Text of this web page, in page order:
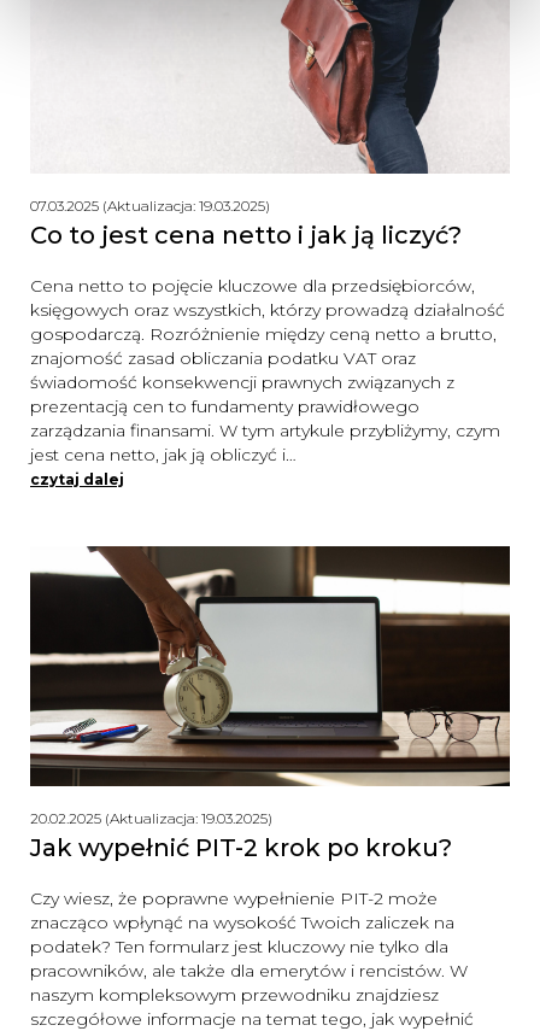
07.03.2025 (Aktualizacja: 19.03.2025)
Co to jest cena netto i jak ją liczyć?
Cena netto to pojęcie kluczowe dla przedsiębiorców,
księgowych oraz wszystkich, którzy prowadzą działalność
gospodarczą. Rozróżnienie między ceną netto a brutto,
znajomość zasad obliczania podatku VAT oraz
świadomość konsekwencji prawnych związanych z
prezentacją cen to fundamenty prawidłowego
zarządzania finansami. W tym artykule przybliżymy, czym
jest cena netto, jak ją obliczyć i…
czytaj dalej
20.02.2025 (Aktualizacja: 19.03.2025)
Jak wypełnić PIT-2 krok po kroku?
Czy wiesz, że poprawne wypełnienie PIT-2 może
znacząco wpłynąć na wysokość Twoich zaliczek na
podatek? Ten formularz jest kluczowy nie tylko dla
pracowników, ale także dla emerytów i rencistów. W
naszym kompleksowym przewodniku znajdziesz
szczegółowe informacje na temat tego, jak wypełnić